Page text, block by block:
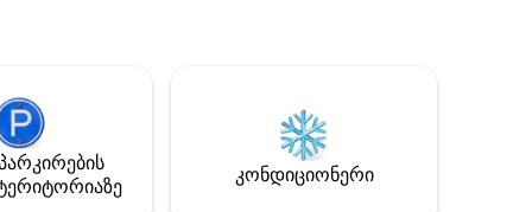
არის
-
ინფორმაციისთვის დააწკაპუნეთ ჩვენი
პროფილის სურათზე.
კონდიციონერი